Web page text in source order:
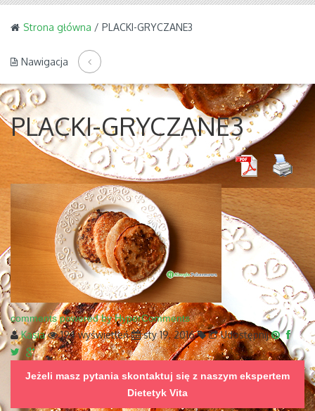
Strona główna / PLACKI-GRYCZANE3
Nawigacja
PLACKI-GRYCZANE3
comments powered by HyperComments
Kasia 194 wyświetleń sty 19, 2016 Udostępnij
Jeżeli masz pytania skontaktuj się z naszym ekspertem
Dietetyk Vita